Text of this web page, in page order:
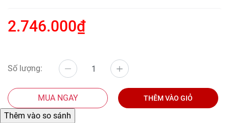
2.746.000₫
Số lượng:
MUA NGAY THÊM VÀO GIỎ